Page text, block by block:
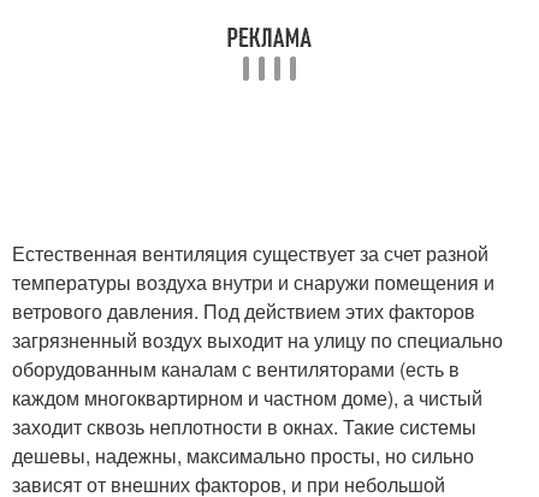
Естественная вентиляция существует за счет разной
температуры воздуха внутри и снаружи помещения и
ветрового давления. Под действием этих факторов
загрязненный воздух выходит на улицу по специально
оборудованным каналам с вентиляторами (есть в
каждом многоквартирном и частном доме), а чистый
заходит сквозь неплотности в окнах. Такие системы
дешевы, надежны, максимально просты, но сильно
зависят от внешних факторов, и при небольшой